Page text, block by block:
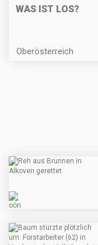
WAS IST LOS?
Oberösterreich